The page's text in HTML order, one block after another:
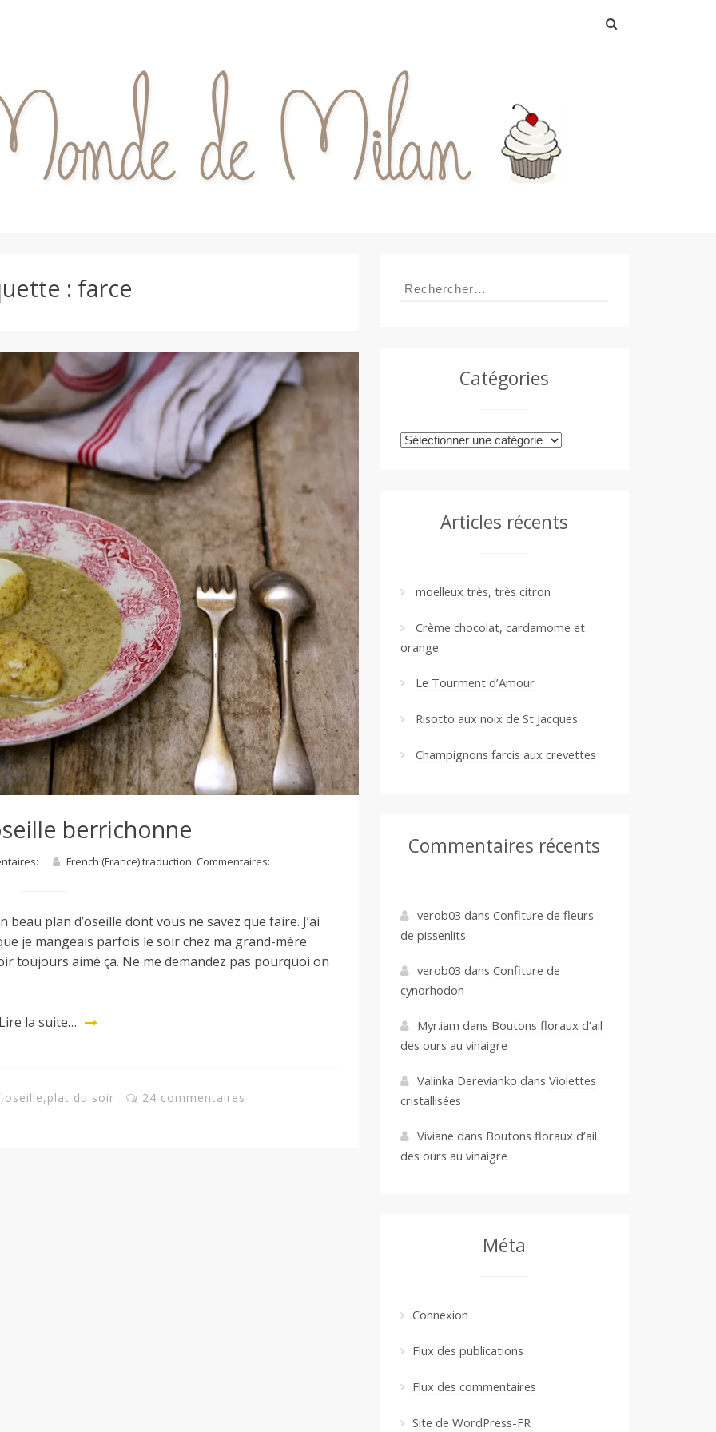
: farce
berrichonne
French (France) traduction: Commentaires:
plan d’oseille dont vous ne savez que faire. J’ai
je mangeais parfois le soir chez ma grand-mère
toujours aimé ça. Ne me demandez pas pourquoi on
Lire la suite…
,oseille,plat du soir 24 commentaires
Rechercher :
Catégories
Catégories
Articles récents
moelleux très, très citron
Crème chocolat, cardamome et
orange
Le Tourment d’Amour
Risotto aux noix de St Jacques
Champignons farcis aux crevettes
Commentaires récents
verob03 dans Confiture de fleurs
de pissenlits
verob03 dans Confiture de
cynorhodon
Myr.iam dans Boutons floraux d’ail
des ours au vinaigre
Valinka Derevianko dans Violettes
cristallisées
Viviane dans Boutons floraux d’ail
des ours au vinaigre
Méta
Connexion
Flux des publications
Flux des commentaires
Site de WordPress-FR